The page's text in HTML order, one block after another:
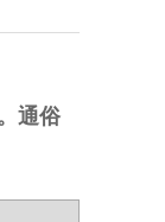
通俗